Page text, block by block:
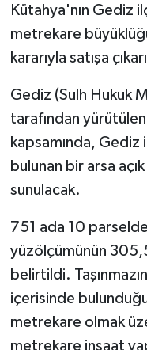
Kütahya'nın Gediz
metrekare
kararıyla satışa
Gediz (Sulh Hukuk
tarafından
kapsamında,
bulunan bir arsa
sunulacak.
751 ada 10
yüzölçümünün
belirtildi.
içerisinde
metrekare olmak
metrekare inşaat
Hisarcık
İlçeler
Köşe Yazıları
Kültür Sanat
Kütahya
Magazin
Otomobil